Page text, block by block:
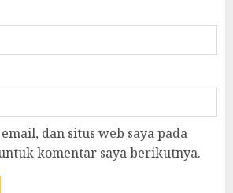
dan situs web saya pada
komentar saya berikutnya.